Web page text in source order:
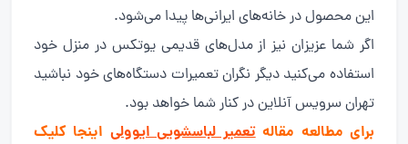
این محصول در خانه‌های ایرانی‌ها پیدا می‌شود.
اگر شما عزیزان نیز از مدل‌های قدیمی یوتکس در منزل خود
استفاده می‌کنید دیگر نگران تعمیرات دستگاه‌های خود نباشید
تهران سرویس آنلاین در کنار شما خواهد بود.
برای مطالعه مقالهتعمیر لباسشویی ایوولی اینجا کلیک